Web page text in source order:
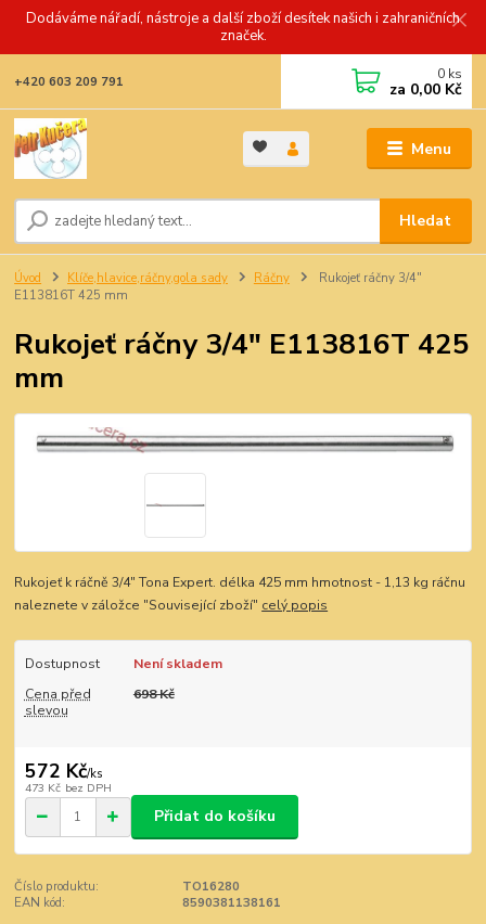
Dodáváme nářadí, nástroje a další zboží desítek našich i zahraničních
značek.
Menu
Hledat
+420 603 209 791 0 ks
za 0,00 Kč
Úvod Klíče,hlavice,ráčny,gola sady Ráčny
Rukojeť ráčny 3/4"
E113816T 425 mm
Rukojeť ráčny 3/4" E113816T 425
mm
Rukojeť k ráčně 3/4" Tona Expert. délka 425 mm hmotnost - 1,13 kg ráčnu
naleznete v záložce "Související zboží" celý popis
Dostupnost
Není skladem
Cena před
slevou
698 Kč
572 Kč/ks
473 Kč bez DPH
Přidat do košíku
Číslo produktu:
TO16280
EAN kód:
8590381138161